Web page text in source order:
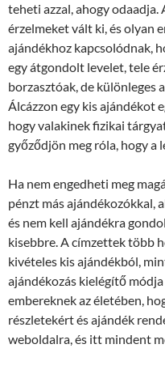
teheti azzal, ahogy
érzelmeket vált ki, és olyan
ajándékhoz kapcsolódnak,
egy átgondolt levelet, tele
borzasztóak, de különleges
Álcázzon egy kis ajándékot
hogy valakinek fizikai
győződjön meg róla, hogy a
Ha nem engedheti meg
pénzt más ajándékozókkal,
és nem kell ajándékra
kisebbre. A címzettek több
kivételes kis ajándékból,
ajándékozás kielégítő
embereknek az életében,
részletekért és ajándék
weboldalra, és itt mindent